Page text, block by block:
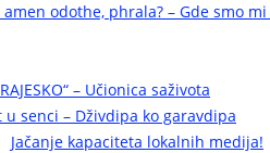
amen odothe, phrala? – Gde smo
– Učionica saživota
u senci – Dživdipa ko garavdipa
Jačanje kapaciteta lokalnih medija!